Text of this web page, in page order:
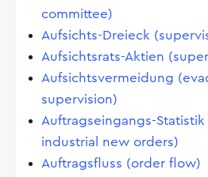
committee)
Aufsichts-Dreieck
Aufsichtsrats-Aktien
Aufsichtsvermeidung
supervision)
Auftragseingangs-
industrial new orders)
Auftragsfluss (order flow)